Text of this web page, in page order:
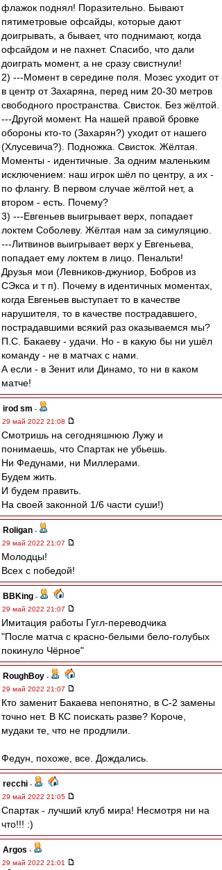
флажок поднял! Поразительно. Бывают
пятиметровые офсайды, которые дают
доигрывать, а бывает, что поднимают, когда
офсайдом и не пахнет. Спасибо, что дали
доиграть момент, а не сразу свистнули!
2) ---Момент в середине поля. Мозес уходит от
в центр от Захаряна, перед ним 20-30 метров
свободного пространства. Свисток. Без жёлтой.
---Другой момент. На нашей правой бровке
обороны кто-то (Захарян?) уходит от нашего
(Хлусевича?). Подножка. Свисток. Жёлтая.
Моменты - идентичные. За одним маленьким
исключением: наш игрок шёл по центру, а их -
по флангу. В первом случае жёлтой нет, а
втором - есть. Почему?
3) ---Евгеньев выигрывает верх, попадает
локтем Соболеву. Жёлтая нам за симуляцию.
---Литвинов выигрывает верх у Евгеньева,
попадает ему локтем в лицо. Пенальти!
Друзья мои (Левников-джуниор, Бобров из
СЭкса и т п). Почему в идентичных моментах,
когда Евгеньев выступает то в качестве
нарушителя, то в качестве пострадавшего,
пострадавшими всякий раз оказываемся мы?
П.С. Бакаеву - удачи. Но - в какую бы ни ушёл
команду - не в матчах с нами.
А если - в Зенит или Динамо, то ни в каком
матче!
irod sm -
29 май 2022 21:08
Смотришь на сегодняшнюю Лужу и
понимаешь, что Спартак не убьешь.
Ни Федунами, ни Миллерами.
Будем жить.
И будем править.
На своей законной 1/6 части суши!)
Roligan -
29 май 2022 21:07
Молодцы!
Всех с победой!
BBKing -
29 май 2022 21:07
Имитация работы Гугл-переводчика
"После матча с красно-белыми бело-голубых
покинуло Чёрное"
RoughBoy -
29 май 2022 21:07
Кто заменит Бакаева непонятно, в С-2 замены
точно нет. В КС поискать разве? Короче,
мудаки те, что не продлили.
Федун, похоже, все. Дождались.
recchi -
29 май 2022 21:05
Спартак - лучший клуб мира! Несмотря ни на
что!!! :)
Argos -
29 май 2022 21:01